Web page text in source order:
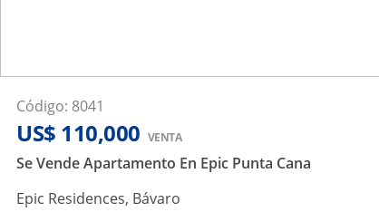
Código: 8041
US$ 110,000 VENTA
Se Vende Apartamento En Epic Punta Cana
Epic Residences, Bávaro